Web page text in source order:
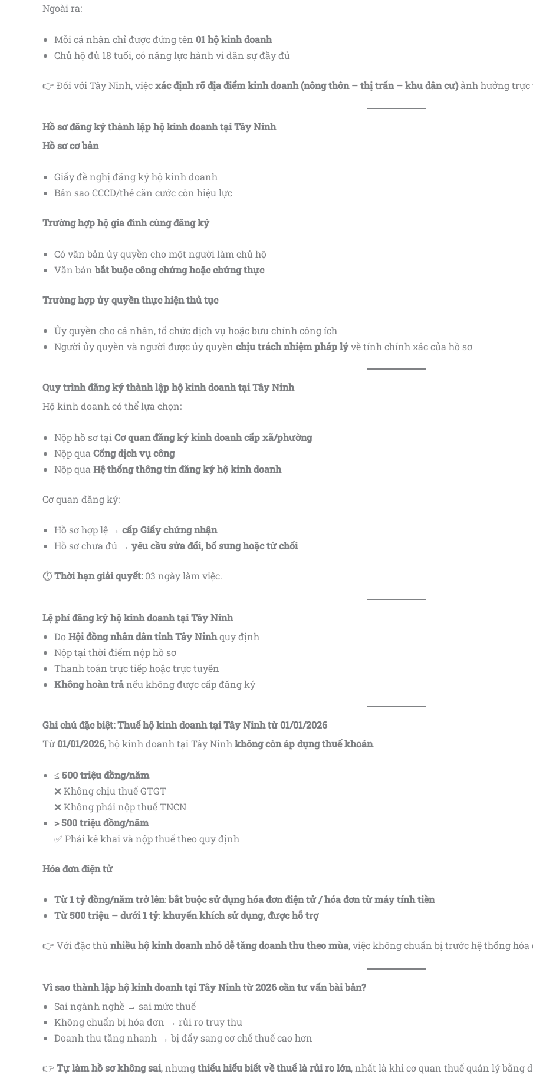
Ngoài ra:
Mỗi cá nhân chỉ được đứng tên 01 hộ kinh doanh
Chủ hộ đủ 18 tuổi, có năng lực hành vi dân sự đầy đủ
👉 Đối với Tây Ninh, việcxác định rõ địa điểm kinh doanh (nông thôn – thị trấn – khu dân cư)ảnh hưởng trực
Hồ sơ đăng ký thành lập hộ kinh doanh tại Tây Ninh
Hồ sơ cơ bản
Giấy đề nghị đăng ký hộ kinh doanh
Bản sao CCCD/thẻ căn cước còn hiệu lực
Trường hợp hộ gia đình cùng đăng ký
Có văn bản ủy quyền cho một người làm chủ hộ
Văn bản bắt buộc công chứng hoặc chứng thực
Trường hợp ủy quyền thực hiện thủ tục
Ủy quyền cho cá nhân, tổ chức dịch vụ hoặc bưu chính công ích
Người ủy quyền và người được ủy quyền chịu trách nhiệm pháp lývề tính chính xác của hồ sơ
Quy trình đăng ký thành lập hộ kinh doanh tại Tây Ninh
Hộ kinh doanh có thể lựa chọn:
Nộp hồ sơ tại Cơ quan đăng ký kinh doanh cấp xã/phường
Nộp qua Cổng dịch vụ công
Nộp qua Hệ thống thông tin đăng ký hộ kinh doanh
Cơ quan đăng ký:
Hồ sơ hợp lệ → cấp Giấy chứng nhận
Hồ sơ chưa đủ → yêu cầu sửa đổi, bổ sung hoặc từ chối
⏱Thời hạn giải quyết:03 ngày làm việc.
Lệ phí đăng ký hộ kinh doanh tại Tây Ninh
Do Hội đồng nhân dân tỉnh Tây Ninhquy định
Nộp tại thời điểm nộp hồ sơ
Thanh toán trực tiếp hoặc trực tuyến
Không hoàn trảnếu không được cấp đăng ký
Ghi chú đặc biệt: Thuế hộ kinh doanh tại Tây Ninh từ 01/01/2026
Từ01/01/2026, hộ kinh doanh tại Tây Ninh không còn áp dụng thuế khoán.
≤ 500 triệu đồng/năm
❌ Không chịu thuế GTGT
❌ Không phải nộp thuế TNCN
> 500 triệu đồng/năm
✅ Phải kê khai và nộp thuế theo quy định
Hóa đơn điện tử
Từ 1 tỷ đồng/năm trở lên:bắt buộc sử dụng hóa đơn điện tử / hóa đơn từ máy tính tiền
Từ 500 triệu – dưới 1 tỷ:khuyến khích sử dụng, được hỗ trợ
👉 Với đặc thù nhiều hộ kinh doanh nhỏ dễ tăng doanh thu theo mùa, việc không chuẩn bị trước hệ thống hóa
Vì sao thành lập hộ kinh doanh tại Tây Ninh từ 2026 cần tư vấn bài bản?
Sai ngành nghề → sai mức thuế
Không chuẩn bị hóa đơn → rủi ro truy thu
Doanh thu tăng nhanh → bị đẩy sang cơ chế thuế cao hơn
👉 Tự làm hồ sơ không sai, nhưngthiếu hiểu biết về thuế là rủi ro lớn, nhất là khi cơ quan thuế quản lý bằng